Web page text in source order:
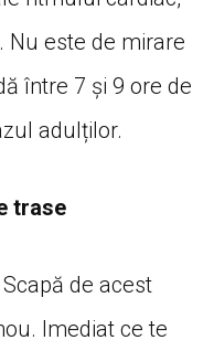
Nu este de mirare
între 7 și 9 ore de
adulților.
trase
de acest
Imediat ce te